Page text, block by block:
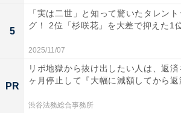
可能です。各クラスを2人の教員が担
もあります。
5
「実は二世」と知って驚いたタレン
グ！ 2位「杉咲花」を大差で抑えた1
2025/11/07
PR
リボ地獄から抜け出したい人は、返
ヶ月停止して『大幅に減額してから返
渋谷法務総合事務所